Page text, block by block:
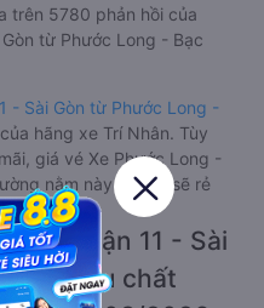
trên 5780 phản hồi của
từ Phước Long - Bạc
- Sài Gòn từ Phước Long -
hãng xe Trí Nhân. Tùy
giá vé Xe Phước Long -
nằm này có thể sẽ rẻ
đi Quận 11 - Sài
Liêu chất